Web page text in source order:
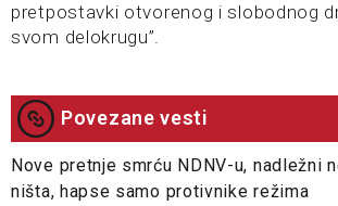
pretpostavki otvorenog i slobodnog
svom delokrugu”.
Povezane vesti
Nove pretnje smrću NDNV-u, nadležni
ništa, hapse samo protivnike režima